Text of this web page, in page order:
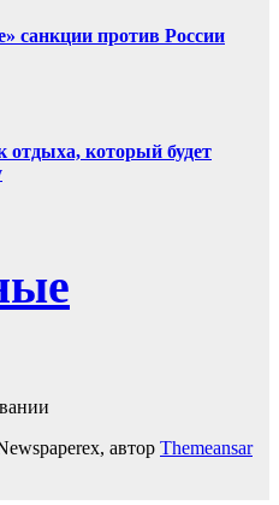
санкции против России
отдыха, который будет
автор Themeansar